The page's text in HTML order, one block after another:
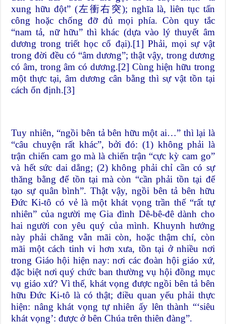
xung hữu đột” (左衝右突); nghĩa là, liên tục tấn
công hoặc chống đỡ đủ mọi phía. Còn quy tắc
“nam tả, nữ hữu” thì khác (dựa vào lý thuyết âm
dương trong triết học cổ đại).[1] Phải, mọi sự vật
trong đời đều có “âm dương”; thật vậy, trong dương
có âm, trong âm có dương.[2] Cùng hiện hữu trong
một thực tại, âm dương cân bằng thì sự vật tồn tại
cách ổn định.[3]
Tuy nhiên, “ngồi bên tả bên hữu một ai…” thì lại là
“câu chuyện rất khác”, bởi đó: (1) không phải là
trận chiến cam go mà là chiến trận “cực kỳ cam go”
và hết sức dai dẳng; (2) không phải chỉ cần có sự
thăng bằng để tồn tại mà còn “cần phải tồn tại để
tạo sự quân bình”. Thật vậy, ngồi bên tả bên hữu
Đức Ki-tô có vẻ là một khát vọng trần thế “rất tự
nhiên” của người mẹ Gia đình Dê-bê-đê dành cho
hai người con yêu quý của mình. Khuynh hướng
này phải chăng vẫn mãi còn, hoặc thậm chí, còn
mãi một cách tinh vi hơn xưa, tồn tại ở nhiều nơi
trong Giáo hội hiện nay: nơi các đoàn hội giáo xứ,
đặc biệt nơi quý chức ban thường vụ hội đồng mục
vụ giáo xứ? Vì thế, khát vọng được ngồi bên tả bên
hữu Đức Ki-tô là có thật; điều quan yếu phải thực
hiện: nâng khát vọng tự nhiên ấy lên thành “‘siêu
khát vọng’: được ở bên Chúa trên thiên đàng”.